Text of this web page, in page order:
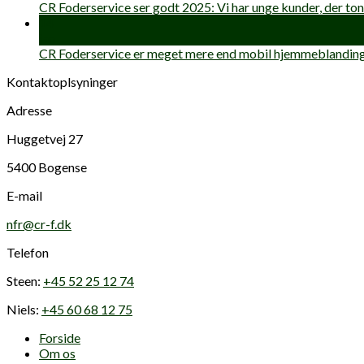
CR Foderservice ser godt 2025: Vi har unge kunder, der
CR Foderservice er meget mere end mobil
Kontaktoplsyninger
Adresse
Huggetvej 27
5400 Bogense
E-mail
nfr@cr-f.dk
Telefon
Steen: +45 52 25 12 74
Niels: +45 60 68 12 75
Forside
Om os